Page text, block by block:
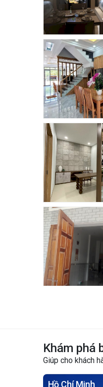
Khám phá
Giúp cho khách
Hồ Chí Minh